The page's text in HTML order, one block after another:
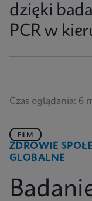
dzięki
PCR w
Czas oglądania: 6
ZDROWIE
GLOBALNE
FILM